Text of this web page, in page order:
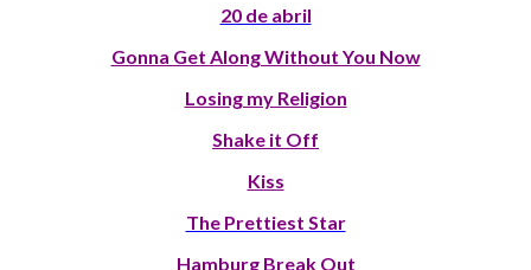
20 de abril
Gonna Get Along Without You Now
Losing my Religion
Shake it Off
Kiss
The Prettiest Star
Hamburg Break Out